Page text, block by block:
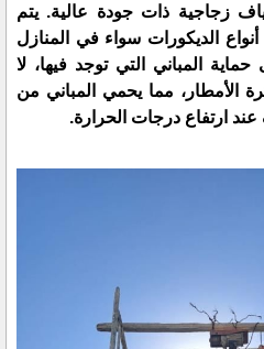
زجاجية ذات جودة عالية. يتم
الديكورات سواء في المنازل
حماية المباني التي توجد فيها، لا
الأمطار، مما يحمي المباني من
ارتفاع درجات الحرارة.